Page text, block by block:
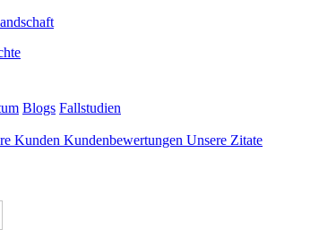
Blogs Fallstudien
Kunden Kundenbewertungen Unsere Zitate